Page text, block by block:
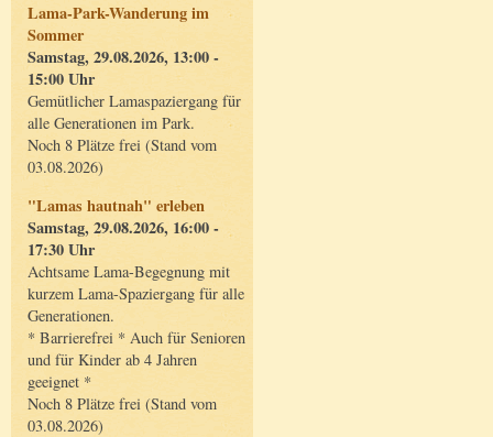
Lama-Park-Wanderung im
Sommer
Samstag, 29.08.2026, 13:00 -
15:00 Uhr
Gemütlicher Lamaspaziergang für
alle Generationen im Park.
Noch 8 Plätze frei (Stand vom
03.08.2026)
"Lamas hautnah" erleben
Samstag, 29.08.2026, 16:00 -
17:30 Uhr
Achtsame Lama-Begegnung mit
kurzem Lama-Spaziergang für alle
Generationen.
* Barrierefrei * Auch für Senioren
und für Kinder ab 4 Jahren
geeignet *
Noch 8 Plätze frei (Stand vom
03.08.2026)